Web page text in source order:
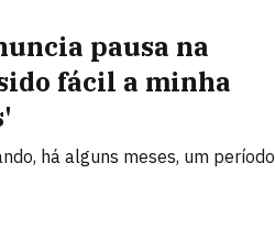
pausa na
fácil a minha
há alguns meses, um período